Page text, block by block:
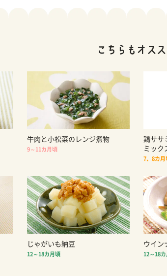
牛肉と小松菜のレンジ煮物
9～11カ月頃
鶏ササ
ミック
7、8カ月
じゃがいも納豆
12～18カ月頃
ウイン
12～18